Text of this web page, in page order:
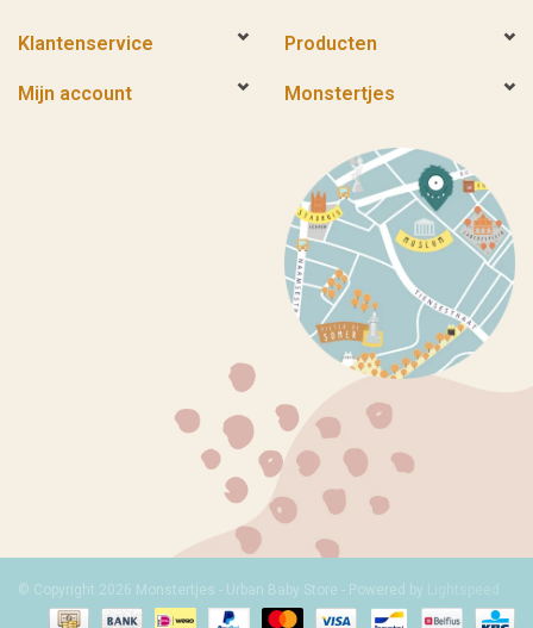
Klantenservice Producten
Mijn account Monstertjes
© Copyright 2026 Monstertjes - Urban Baby Store - Powered by